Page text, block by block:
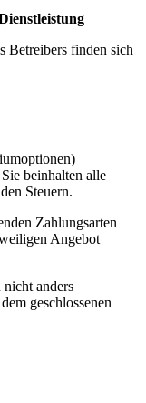
Betreibers finden sich
beinhalten alle
Steuern.
Zahlungsarten
Angebot
anders
geschlossenen